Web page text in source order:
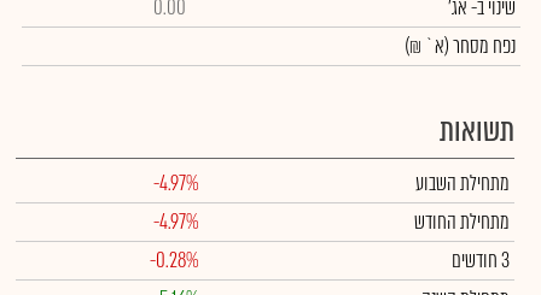
שינויב- אג'
0.00
נפח מסחר(א` ₪)
תשואות
מתחילת השבוע
-4.97%
מתחילת החודש
-4.97%
3 חודשים
-0.28%